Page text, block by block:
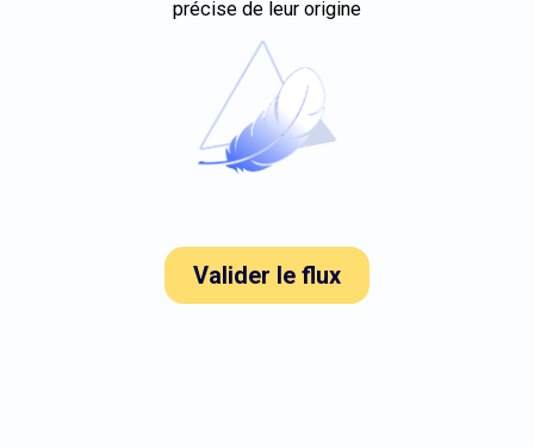
précise de leur origine
Valider le flux